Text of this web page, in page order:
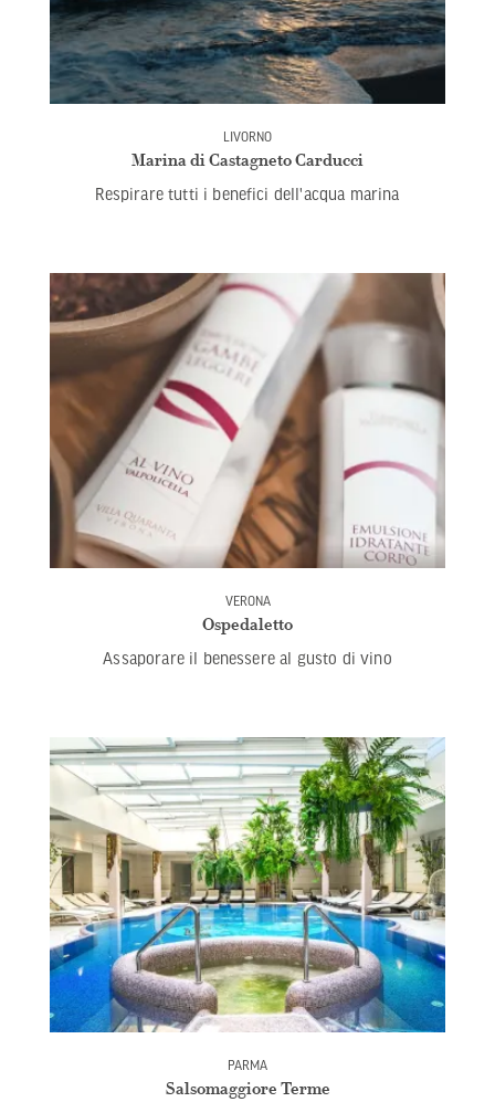
LIVORNO
Marina di Castagneto Carducci
Respirare tutti i benefici dell'acqua marina
VERONA
Ospedaletto
Assaporare il benessere al gusto di vino
PARMA
Salsomaggiore Terme